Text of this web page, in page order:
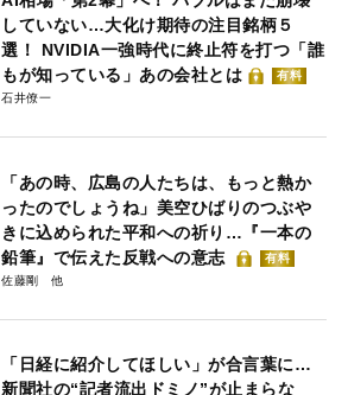
していない…大化け期待の注目銘柄５
選！ NVIDIA一強時代に終止符を打つ「誰
もが知っている」あの会社とは
有料
石井僚一
「あの時、広島の人たちは、もっと熱か
ったのでしょうね」美空ひばりのつぶや
きに込められた平和への祈り…『一本の
鉛筆』で伝えた反戦への意志
有料
佐藤剛
「日経に紹介してほしい」が合言葉に…
新聞社の“記者流出ドミノ”が止まらな